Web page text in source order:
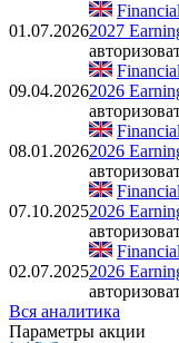
01.07.20262027
09.04.20262026
08.01.20262026
07.10.20252026
02.07.20252026
Вся аналитика
Параметры акции